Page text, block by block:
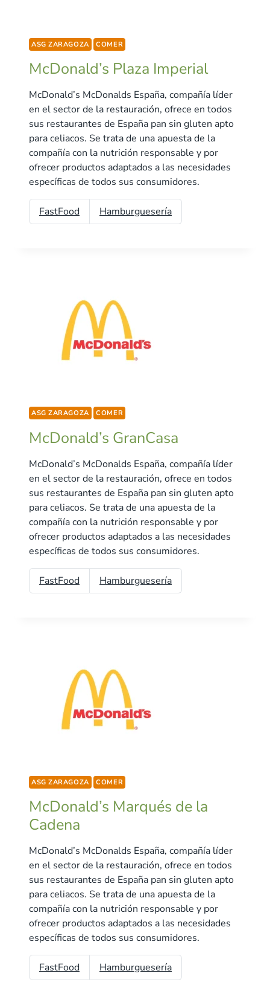
ASG ZARAGOZA COMER
McDonald’s Plaza Imperial
McDonald’s McDonalds España, compañía líder
en el sector de la restauración, ofrece en todos
sus restaurantes de España pan sin gluten apto
para celiacos. Se trata de una apuesta de la
compañía con la nutrición responsable y por
ofrecer productos adaptados a las necesidades
específicas de todos sus consumidores.
FastFood Hamburguesería
ASG ZARAGOZA COMER
McDonald’s GranCasa
McDonald’s McDonalds España, compañía líder
en el sector de la restauración, ofrece en todos
sus restaurantes de España pan sin gluten apto
para celiacos. Se trata de una apuesta de la
compañía con la nutrición responsable y por
ofrecer productos adaptados a las necesidades
específicas de todos sus consumidores.
FastFood Hamburguesería
ASG ZARAGOZA COMER
McDonald’s Marqués de la
Cadena
McDonald’s McDonalds España, compañía líder
en el sector de la restauración, ofrece en todos
sus restaurantes de España pan sin gluten apto
para celiacos. Se trata de una apuesta de la
compañía con la nutrición responsable y por
ofrecer productos adaptados a las necesidades
específicas de todos sus consumidores.
FastFood Hamburguesería